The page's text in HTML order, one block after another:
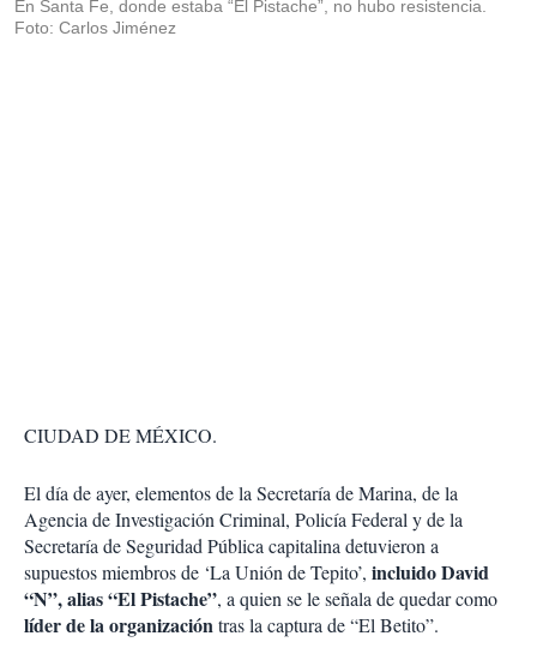
En Santa Fe, donde estaba “El Pistache”, no hubo resistencia.
Foto: Carlos Jiménez
CIUDAD DE MÉXICO.
El día de ayer, elementos de la Secretaría de Marina, de la
Agencia de Investigación Criminal, Policía Federal y de la
Secretaría de Seguridad Pública capitalina detuvieron a
supuestos miembros de ‘La Unión de Tepito’, incluido David
“N”, alias “El Pistache”, a quien se le señala de quedar como
líder de la organizacióntras la captura de “El Betito”.